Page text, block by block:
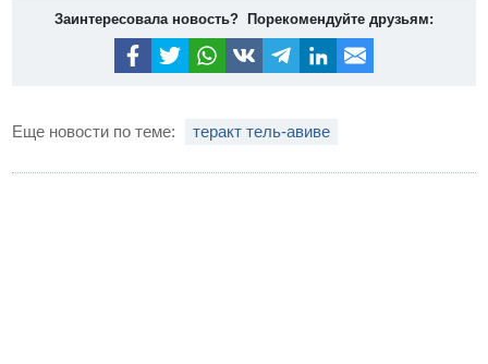
Заинтересовала новость? Порекомендуйте друзьям:
Еще новости по теме: теракт тель-авиве